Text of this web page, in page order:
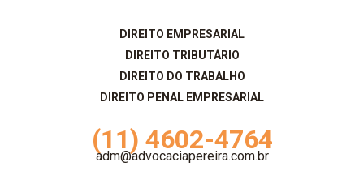
DIREITO EMPRESARIAL
DIREITO TRIBUTÁRIO
DIREITO DO TRABALHO
DIREITO PENAL EMPRESARIAL
(11) 4602-4764
adm@advocaciapereira.com.br